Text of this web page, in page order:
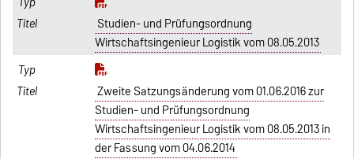
Studien- und Prüfungsordnung
Wirtschaftsingenieur Logistik vom 08.05.2013
Zweite Satzungsänderung vom 01.06.2016 zur
Studien- und Prüfungsordnung
Wirtschaftsingenieur Logistik vom 08.05.2013 in
der Fassung vom 04.06.2014